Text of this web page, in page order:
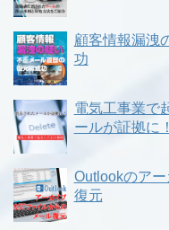
顧客情報漏洩
功
電気工事業で
ールが証拠に！
Outlookのア
復元